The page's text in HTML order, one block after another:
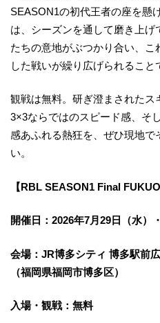
SEASON1の初代王者の座を懸
は、シーズンを通して磨き上
たちの意地がぶつかり合い、
した戦いが繰り広げられること
観戦は無料。研ぎ澄まされたス
3×3ならではのスピード感、そ
感あふれる熱狂を、ぜひ現地で
い。
【RBL SEASON1 Final
開催日：2026年7月29日（水）
会場：JR博多シティ 博多駅前
（福岡県福岡市博多区）
入場・観戦：無料